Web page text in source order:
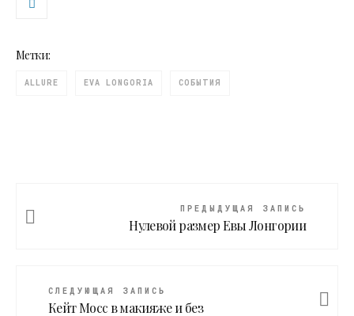
Метки:
ALLURE EVA LONGORIA СОБЫТИЯ
ПРЕДЫДУЩАЯ ЗАПИСЬ
Нулевой размер Евы Лонгории
СЛЕДУЮЩАЯ ЗАПИСЬ
Кейт Мосс в макияже и без